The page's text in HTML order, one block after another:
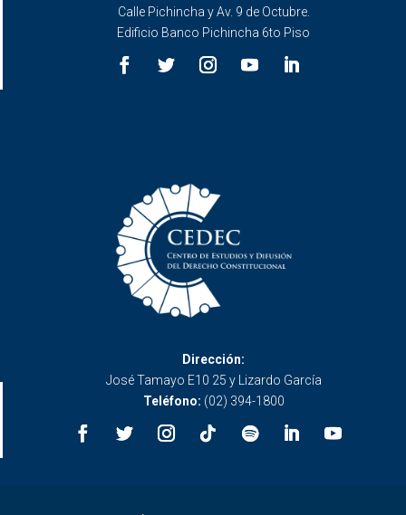
Calle Pichincha y Av. 9 de Octubre.
Edificio Banco Pichincha 6to Piso
Dirección:
José Tamayo E10 25 y Lizardo García
Teléfono: (02) 394-1800